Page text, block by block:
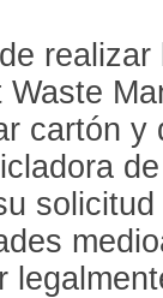
cartón